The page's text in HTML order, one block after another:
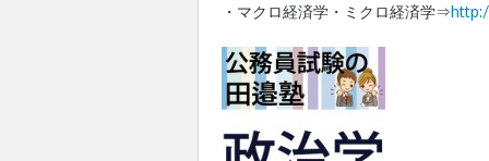
・マクロ経済学・ミクロ経済学⇒